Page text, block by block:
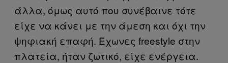
άλλα, όμως αυτό που συνέβαινε τότε
είχε να κάνει με την άμεση και όχι την
ψηφιακή επαφή. Έχωνες freestyle στην
πλατεία, ήταν ζωτικό, είχε ενέργεια.